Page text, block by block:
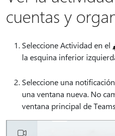
cuentas y
Seleccione Actividad en el
la esquina inferior
Seleccione una
una ventana nueva. No
ventana principal de